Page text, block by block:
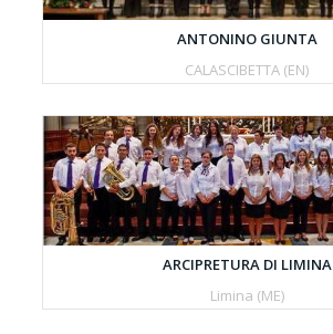
ANTONINO GIUNTA
CALASCIBETTA (EN)
ARCIPRETURA DI LIMINA
Limina (ME)